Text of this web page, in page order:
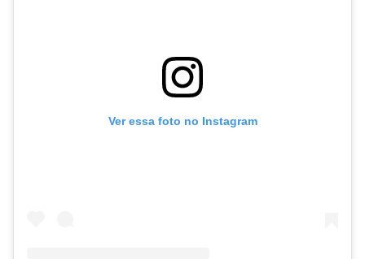
Ver essa foto no Instagram